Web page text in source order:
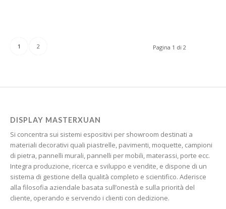
Pagina 1 di 2
1 2
DISPLAY MASTERXUAN
Si concentra sui sistemi espositivi per showroom destinati a
materiali decorativi quali piastrelle, pavimenti, moquette, campioni
di pietra, pannelli murali, pannelli per mobili, materassi, porte ecc.
Integra produzione, ricerca e sviluppo e vendite, e dispone di un
sistema di gestione della qualità completo e scientifico. Aderisce
alla filosofia aziendale basata sull’onestà e sulla priorità del
cliente, operando e servendo i clienti con dedizione.
Esperanto
Estonian
Finnish
Frisian
Friulian
Galician